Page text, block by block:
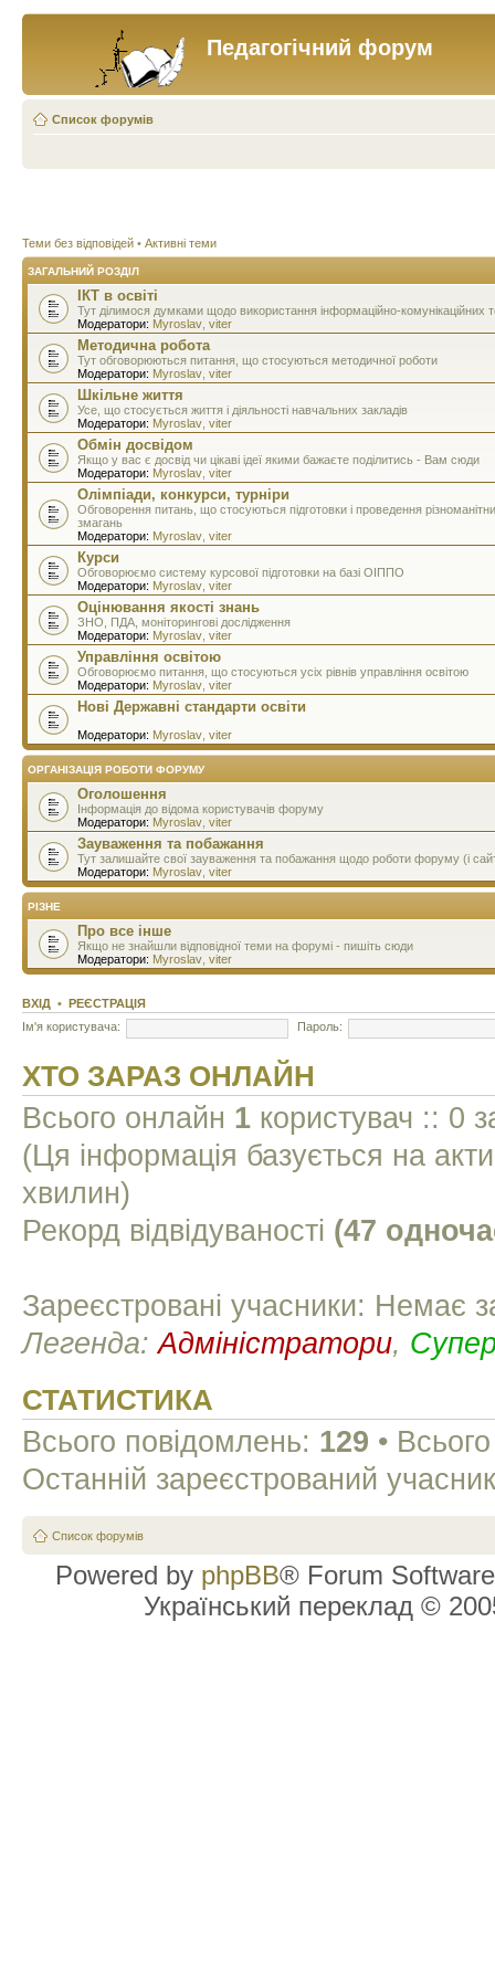
Педагогічний форум
Список форумів
Теми без відповідей • Активні теми
ЗАГАЛЬНИЙ РОЗДІЛ
ІКТ в освіті
Тут ділимося думками щодо використання інформаційно-комунікаційних
Модератори: Myroslav viter
Методична робота
Тут обговорюються питання, що стосуються методичної роботи
Модератори: Myroslav viter
Шкільне життя
Усе, що стосується життя і діяльності навчальних закладів
Модератори: Myroslav viter
Обмін досвідом
Якщо у вас є досвід чи цікаві ідеї якими бажаєте поділитись - Вам сюди
Модератори: Myroslav viter
Олімпіади, конкурси, турніри
Обговорення питань, що стосуються підготовки і проведення
змагань
Модератори: Myroslav viter
Курси
Обговорюємо систему курсової підготовки на базі ОІППО
Модератори: Myroslav viter
Оцінювання якості знань
ЗНО, ПДА, моніторингові дослідження
Модератори: Myroslav viter
Управління освітою
Обговорюємо питання, що стосуються усіх рівнів управління освітою
Модератори: Myroslav viter
Нові Державні стандарти освіти
Модератори: Myroslav viter
ОРГАНІЗАЦІЯ РОБОТИ ФОРУМУ
Оголошення
Інформація до відома користувачів форуму
Модератори: Myroslav viter
Зауваження та побажання
Тут залишайте свої зауваження та побажання щодо роботи форуму (і
Модератори: Myroslav viter
РІЗНЕ
Про все інше
Якщо не знайшли відповідної теми на форумі - пишіть сюди
Модератори: Myroslav viter
ВХІД • РЕЄСТРАЦІЯ
Ім'я користувача:
Пароль:
ХТО ЗАРАЗ ОНЛАЙН
Всього онлайн 1 користувач :: 0
(Ця інформація базується на
хвилин)
Рекорд відвідуваності (47
Зареєстровані учасники: Немає
Легенда:Адміністратори,
СТАТИСТИКА
Всього повідомлень: 129 •
Останній зареєстрований
Список форумів
Powered by phpBB® Forum
Український переклад ©